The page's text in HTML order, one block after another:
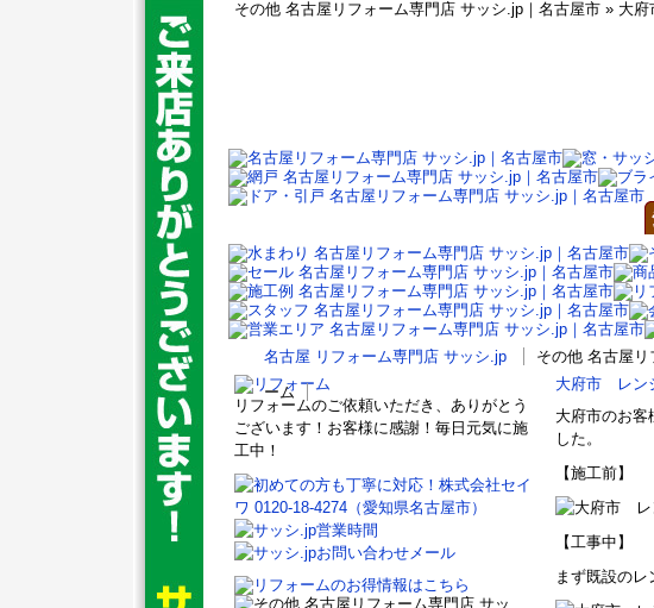
その他 名古屋リフォーム専門店 サッシ.jp｜名古屋市 »
名古屋 リフォーム専門店 サッシ.jp
その他 名古屋
ーム
大府市 レン
大府市のお客
した。
【施工前】
【工事中】
まず既設のレ
リフォームのご依頼いただき、ありがとう
ございます！お客様に感謝！毎日元気に施
工中！